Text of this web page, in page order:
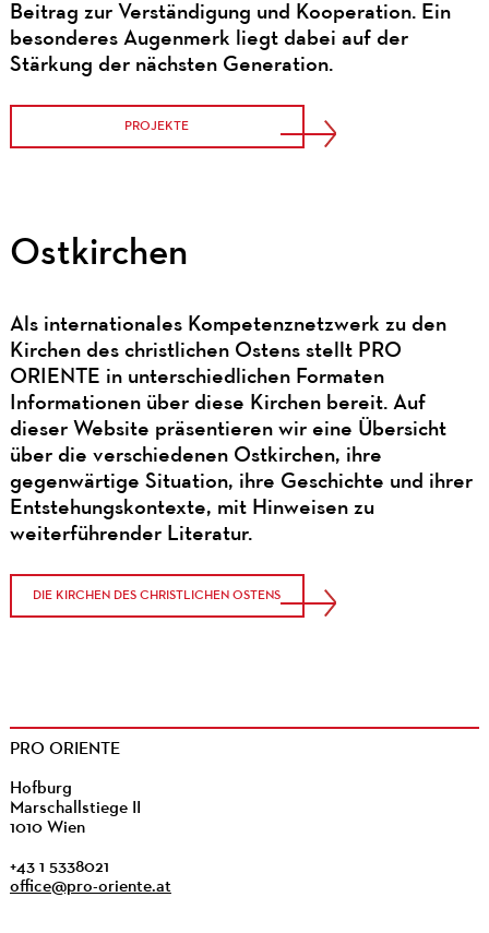
Beitrag zur Verständigung und Kooperation. Ein
besonderes Augenmerk liegt dabei auf der
Stärkung der nächsten Generation.
PROJEKTE
Ostkirchen
Als internationales Kompetenznetzwerk zu den
Kirchen des christlichen Ostens stellt PRO
ORIENTE in unterschiedlichen Formaten
Informationen über diese Kirchen bereit. Auf
dieser Website präsentieren wir eine Übersicht
über die verschiedenen Ostkirchen, ihre
gegenwärtige Situation, ihre Geschichte und ihrer
Entstehungskontexte, mit Hinweisen zu
weiterführender Literatur.
DIE KIRCHEN DES CHRISTLICHEN OSTENS
PRO ORIENTE
Hofburg
Marschallstiege II
1010 Wien
+43 1 5338021
office@pro-oriente.at